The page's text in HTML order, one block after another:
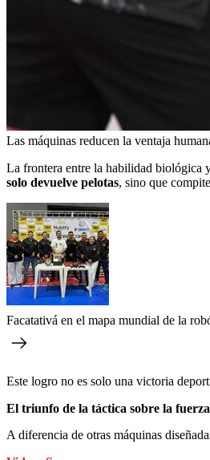
Las máquinas reducen la ventaja
La frontera entre la habilidad biológica
solo devuelve pelotas, sino que
Facatativá en el mapa mundial de la
Este logro no es solo una victoria
El triunfo de la táctica sobre la
A diferencia de otras máquinas